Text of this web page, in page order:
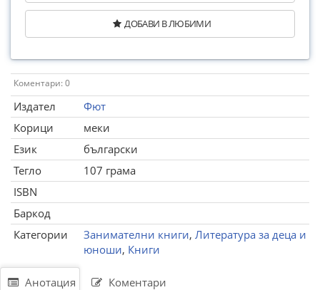
ДОБАВИ В ЛЮБИМИ
Коментари: 0
Издател
Фют
Корици
меки
Език
български
Тегло
107 грама
ISBN
Баркод
Категории
Занимателни книги, Литература за деца и
юноши, Книги
Анотация Коментари